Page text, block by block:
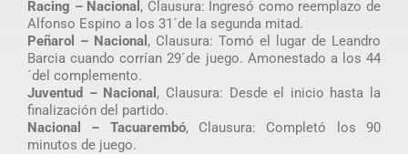
Racing – Nacional , Clausura: Ingresó como reemplazo de
Alfonso Espino a los 31´de la segunda mitad.
Peñarol – Nacional , Clausura: Tomó el lugar de Leandro
Barcia cuando corrían 29´de juego. Amonestado a los 44
´del complemento.
Juventud – Nacional , Clausura: Desde el inicio hasta la
finalización del partido.
Nacional – Tacuarembó, Clausura: Completó los 90
minutos de juego.